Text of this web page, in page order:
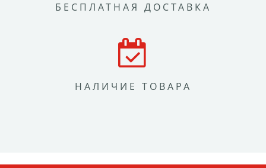
БЕСПЛАТНАЯ ДОСТАВКА
НАЛИЧИЕ ТОВАРА